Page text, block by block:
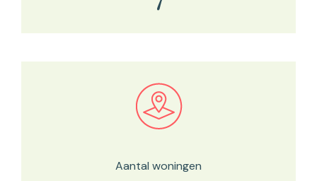
Bekijk in onze kaartviewer
Aantal woningen